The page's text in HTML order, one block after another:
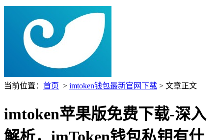
当前位置： 首页 > imtoken钱包最新官网下载 > 文章正文
imtoken苹果版免费下载-深入